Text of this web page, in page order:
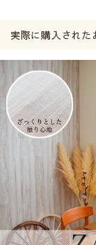
実際に購入された